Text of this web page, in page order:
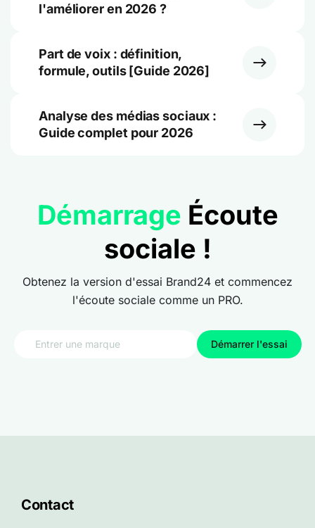
l'améliorer en 2026 ?
Part de voix : définition,
formule, outils [Guide 2026]
Analyse des médias sociaux :
Guide complet pour 2026
Démarrage Écoute
sociale !
Obtenez la version d'essai Brand24 et commencez
l'écoute sociale comme un PRO.
Démarrer l'essai
Contact